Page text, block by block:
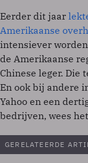
Eerder dit jaar
Amerikaanse
intensiever
de Amerikaanse
Chinese leger. Die
En ook bij andere
Yahoo en een
bedrijven, wees
GERELATEERDE